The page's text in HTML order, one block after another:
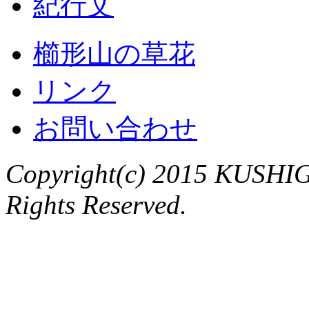
櫛形山の草花
リンク
お問い合わせ
Copyright(c) 2015
Rights Reserved.